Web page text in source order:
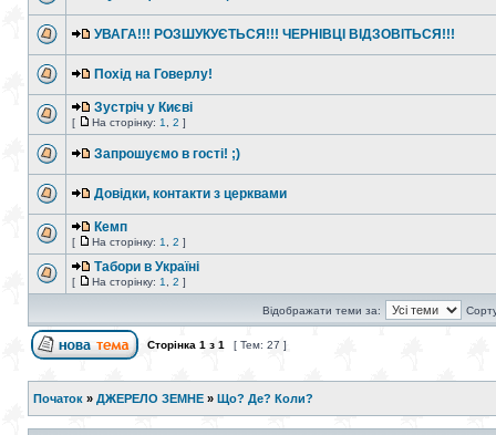
УВАГА!!! РОЗШУКУЄТЬСЯ!!! ЧЕРНІВЦІ ВІДЗОВІТЬСЯ!!!
Похід на Говерлу!
Зустріч у Києві
[ На сторінку: 1 2 ]
Запрошуємо в гості! ;)
Довідки, контакти з церквами
Кемп
[ На сторінку: 1 2 ]
Табори в Україні
[ На сторінку: 1 2 ]
Відображати теми за:
Сторінка 1 з 1 [ Тем: 27 ]
Початок » ДЖЕРЕЛО ЗЕМНЕ » Що? Де? Коли?